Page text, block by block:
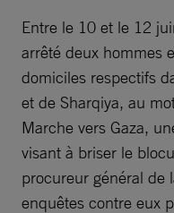
Entre le 10 et le 12
arrêté deux hommes
domiciles respectifs
et de Sharqiya, au
Marche vers Gaza,
visant à briser le
procureur général de
enquêtes contre eux